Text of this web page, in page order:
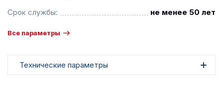
Срок службы: не менее 50 лет
Все параметры
Технические параметры